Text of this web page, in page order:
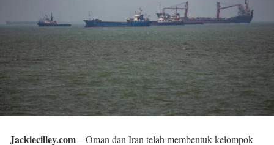
Jackiecilley.com– Oman dan Iran telah membentuk kelompok